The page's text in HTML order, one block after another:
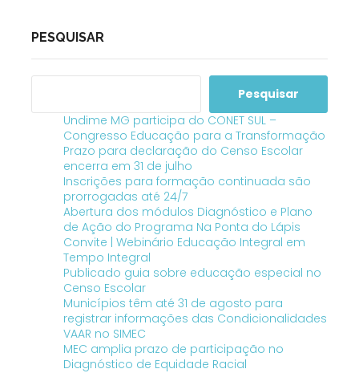
PESQUISAR
Pesquisar
Undime MG participa do CONET SUL –
Congresso Educação para a Transformação
Prazo para declaração do Censo Escolar
encerra em 31 de julho
Inscrições para formação continuada são
prorrogadas até 24/7
Abertura dos módulos Diagnóstico e Plano
de Ação do Programa Na Ponta do Lápis
Convite | Webinário Educação Integral em
Tempo Integral
Publicado guia sobre educação especial no
Censo Escolar
Municípios têm até 31 de agosto para
registrar informações das Condicionalidades
VAAR no SIMEC
MEC amplia prazo de participação no
Diagnóstico de Equidade Racial